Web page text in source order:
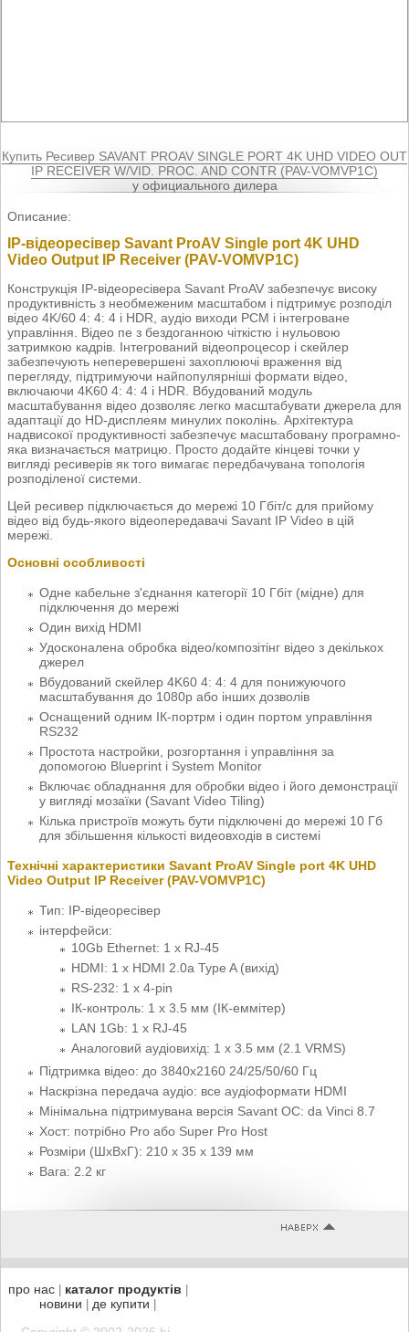
Купить Ресивер SAVANT PROAV SINGLE PORT 4K UHD VIDEO OUT
IP RECEIVER W/VID. PROC. AND CONTR (PAV-VOMVP1C)
у официального дилера
Описание:
IP-відеоресівер Savant ProAV Single port 4K UHD
Video Output IP Receiver (PAV-VOMVP1C)
Конструкція IP-відеоресівера Savant ProAV забезпечує високу
продуктивність з необмеженим масштабом і підтримує розподіл
відео 4K/60 4: 4: 4 і HDR, аудіо виходи PCM і інтегроване
управління. Відео пе з бездоганною чіткістю і нульовою
затримкою кадрів. Інтегрований відеопроцесор і скейлер
забезпечують неперевершені захоплюючі враження від
перегляду, підтримуючи найпопулярніші формати відео,
включаючи 4K60 4: 4: 4 і HDR. Вбудований модуль
масштабування відео дозволяє легко масштабувати джерела для
адаптації до HD-дисплеям минулих поколінь. Архітектура
надвисокої продуктивності забезпечує масштабовану програмно-
яка визначається матрицю. Просто додайте кінцеві точки у
вигляді ресиверів як того вимагає передбачувана топологія
розподіленої системи.
Цей ресивер підключається до мережі 10 Гбіт/с для прийому
відео від будь-якого відеопередавачі Savant IP Video в цій
мережі.
Основні особливості
Одне кабельне з'єднання категорії 10 Гбіт (мідне) для
підключення до мережі
Один вихід HDMI
Удосконалена обробка відео/композітінг відео з декількох
джерел
Вбудований скейлер 4K60 4: 4: 4 для понижуючого
масштабування до 1080p або інших дозволів
Оснащений одним ІК-портрм і один портом управління
RS232
Простота настройки, розгортання і управління за
допомогою Blueprint і System Monitor
Включає обладнання для обробки відео і його демонстрації
у вигляді мозаїки (Savant Video Tiling)
Кілька пристроїв можуть бути підключені до мережі 10 Гб
для збільшення кількості видеовходів в системі
Технічні характеристики Savant ProAV Single port 4K UHD
Video Output IP Receiver (PAV-VOMVP1C)
Тип: IP-відеоресівер
інтерфейси:
10Gb Ethernet: 1 x RJ-45
HDMI: 1 x HDMI 2.0a Type A (вихід)
RS-232: 1 x 4-pin
ІК-контроль: 1 x 3.5 мм (ІК-еммітер)
LAN 1Gb: 1 x RJ-45
Аналоговий аудіовихід: 1 x 3.5 мм (2.1 VRMS)
Підтримка відео: до 3840х2160 24/25/50/60 Гц
Наскрізна передача аудіо: все аудіоформати HDMI
Мінімальна підтримувана версія Savant ОС: da Vinci 8.7
Хост: потрібно Pro або Super Pro Host
Розміри (ШхВхГ): 210 х 35 х 139 мм
Вага: 2.2 кг
про нас| каталог продуктів
новини де купити